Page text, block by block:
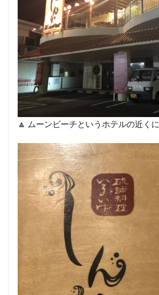
🔼 ムーンビーチというホテルの近く